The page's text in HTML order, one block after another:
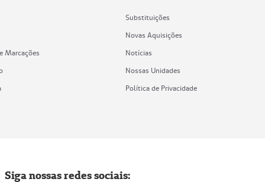
Marcações
Substituições
Novas Aquisições
Notícias
Nossas Unidades
Política de Privacidade
Siga nossas redes sociais: